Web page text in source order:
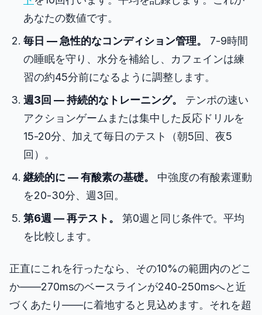
あなたの数値です。
毎日 — 急性的なコンディション管理。
7-9時間
の睡眠を守り、水分を補給し、カフェインは練
習の約45分前になるように調整します。
週3回 — 持続的なトレーニング。
テンポの速い
アクションゲームまたは集中した反応ドリルを
15-20分、加えて毎日のテスト（朝5回、夜5
回）。
継続的に — 有酸素の基礎。
中強度の有酸素運動
を20-30分、週3回。
第6週 — 再テスト。
第0週と同じ条件で。平均
を比較します。
正直にこれを行ったなら、その10%の範囲内のどこ
か――270msのベースラインが240-250msへと近
づくあたり――に着地すると見込めます。それを超